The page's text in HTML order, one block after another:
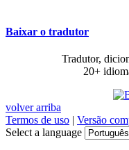
Baixar o tradutor
Tradutor,
20+
volver arriba
Termos de uso | Versão
Select a language